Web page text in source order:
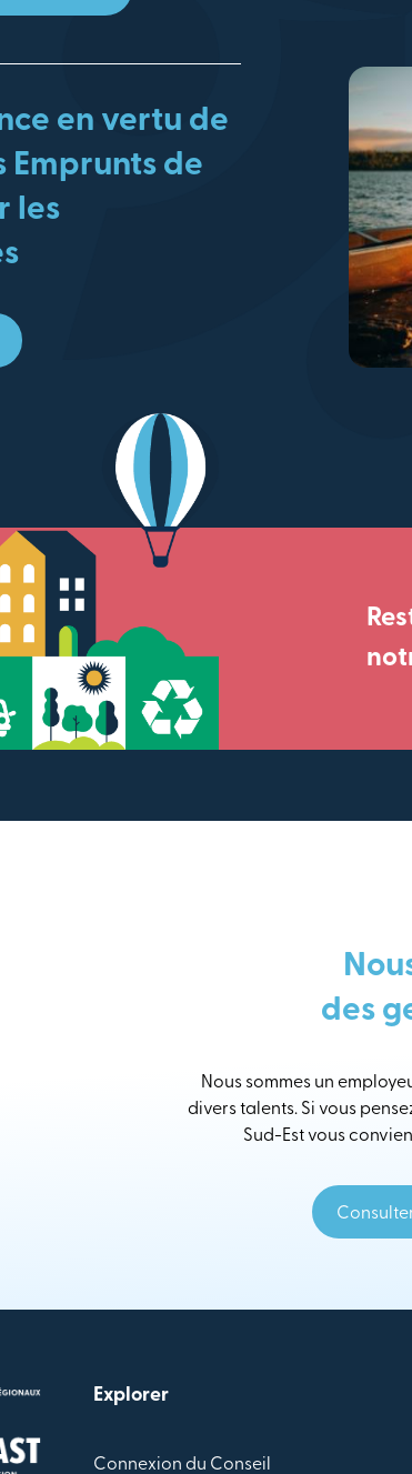
en vertu de
Emprunts de
les
des
Nous sommes un
divers talents. Si vous
Sud-Est vous
Explorer
Connexion du Conseil